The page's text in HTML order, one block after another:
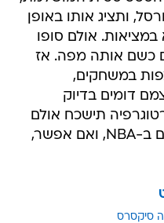
ותציג אותו באופן
אולם סופו
כשם אותה מפה. אז
במשחקים,
דומים בדיוק
תישכח אולם
אנחנו נמשיך להיות כאן, צופים ב-NBA, ואם אפשר,
סיקסרס